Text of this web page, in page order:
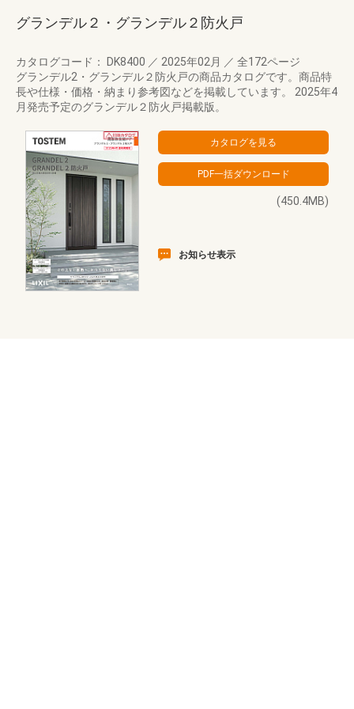
グランデル２・グランデル２防火戸
カタログコード： DK8400 ／ 2025年02月 ／ 全172ページ
グランデル2・グランデル２防火戸の商品カタログです。商品特
長や仕様・価格・納まり参考図などを掲載しています。 2025年4
月発売予定のグランデル２防火戸掲載版。
(450.4MB)
お知らせ表示